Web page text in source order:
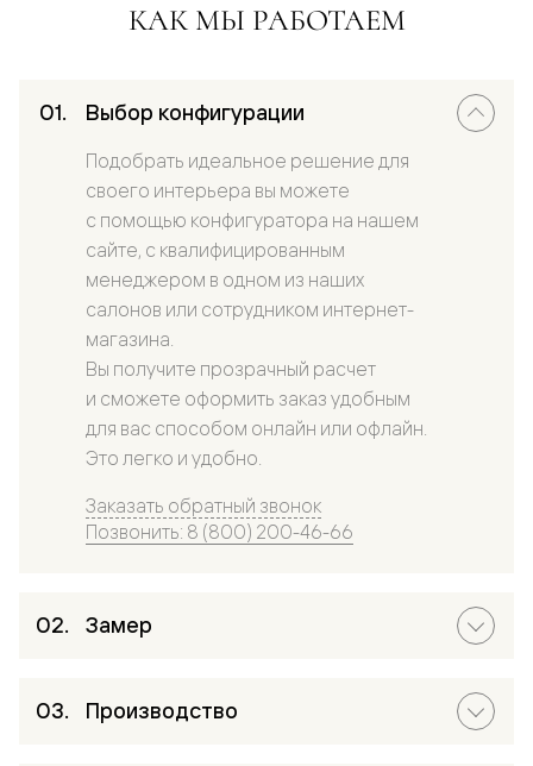
КАК МЫ РАБОТАЕМ
Выбор конфигурации
Подобрать идеальное решение для
своего интерьера вы можете
с помощью конфигуратора на нашем
сайте, с квалифицированным
менеджером в одном из наших
салонов или сотрудником интернет-
магазина.
Вы получите прозрачный расчет
и сможете оформить заказ удобным
для вас способом онлайн или офлайн.
Это легко и удобно.
Заказать обратный звонок
Позвонить: 8 (800) 200-46-66
Замер
Производство